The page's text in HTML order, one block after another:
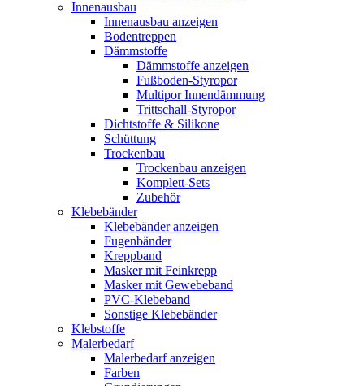
Innenausbau
Innenausbau anzeigen
Bodentreppen
Dämmstoffe
Dämmstoffe anzeigen
Fußboden-Styropor
Multipor Innendämmung
Trittschall-Styropor
Dichtstoffe & Silikone
Schüttung
Trockenbau
Trockenbau anzeigen
Komplett-Sets
Zubehör
Klebebänder
Klebebänder anzeigen
Fugenbänder
Kreppband
Masker mit Feinkrepp
Masker mit Gewebeband
PVC-Klebeband
Sonstige Klebebänder
Klebstoffe
Malerbedarf
Malerbedarf anzeigen
Farben